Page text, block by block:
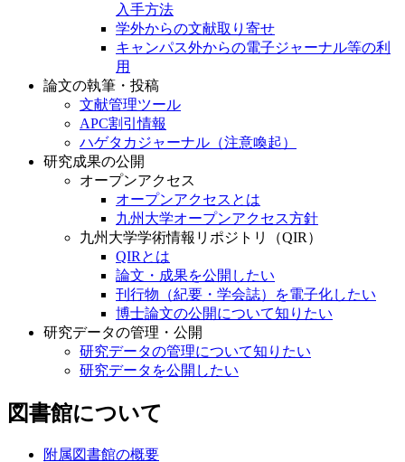
入手方法
学外からの文献取り寄せ
キャンパス外からの電子ジャーナル等の利
用
論文の執筆・投稿
文献管理ツール
APC割引情報
ハゲタカジャーナル（注意喚起）
研究成果の公開
オープンアクセス
オープンアクセスとは
九州大学オープンアクセス方針
九州大学学術情報リポジトリ（QIR）
QIRとは
論文・成果を公開したい
刊行物（紀要・学会誌）を電子化したい
博士論文の公開について知りたい
研究データの管理・公開
研究データの管理について知りたい
研究データを公開したい
図書館について
附属図書館の概要